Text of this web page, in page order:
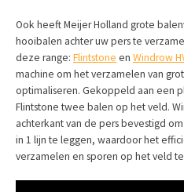
Ook heeft Meijer Holland grote
hooibalen achter uw pers te
deze range: Flintstone en Windrow
machine om het verzamelen van
optimaliseren. Gekoppeld aan een
Flintstone twee balen op het veld.
achterkant van de pers bevestigd
in 1 lijn te leggen, waardoor het
verzamelen en sporen op het veld